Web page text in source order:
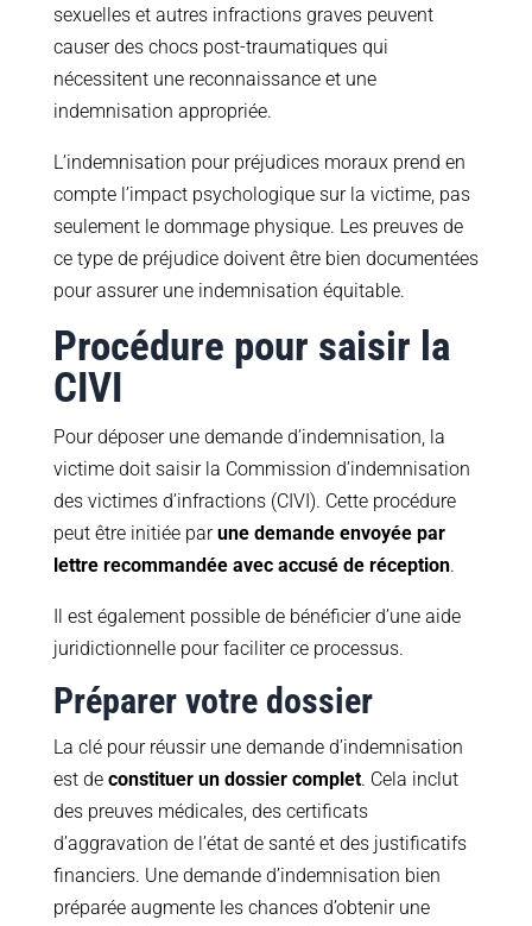
sexuelles et autres infractions graves peuvent
causer des chocs post-traumatiques qui
nécessitent une reconnaissance et une
indemnisation appropriée.
L’indemnisation pour préjudices moraux prend en
compte l’impact psychologique sur la victime, pas
seulement le dommage physique. Les preuves de
ce type de préjudice doivent être bien documentées
pour assurer une indemnisation équitable.
Procédure pour saisir la
CIVI
Pour déposer une demande d’indemnisation, la
victime doit saisir la Commission d’indemnisation
des victimes d’infractions (CIVI). Cette procédure
peut être initiée parune demande envoyée par
lettre recommandée avec accusé de réception.
Il est également possible de bénéficier d’une aide
juridictionnelle pour faciliter ce processus.
Préparer votre dossier
La clé pour réussir une demande d’indemnisation
est de constituer un dossier complet. Cela inclut
des preuves médicales, des certificats
d’aggravation de l’état de santé et des justificatifs
financiers. Une demande d’indemnisation bien
préparée augmente les chances d’obtenir une